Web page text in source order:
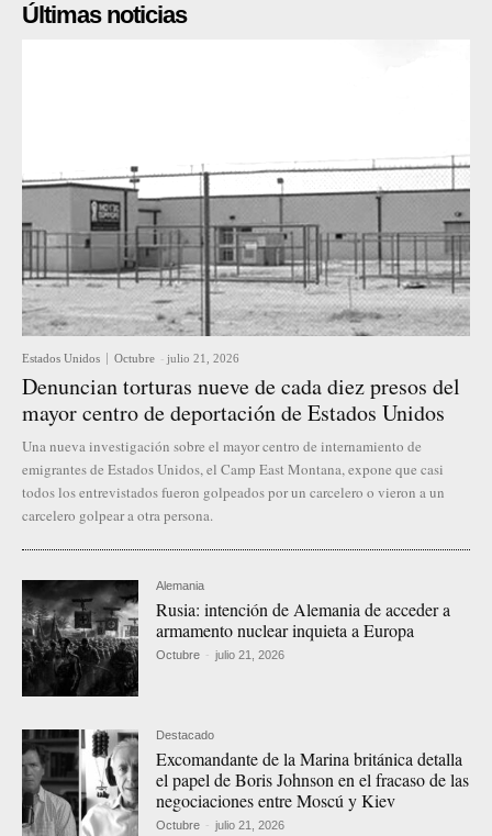
Últimas noticias
Estados Unidos Octubre - julio 21, 2026
Denuncian torturas nueve de cada diez presos del
mayor centro de deportación de Estados Unidos
Una nueva investigación sobre el mayor centro de internamiento de
emigrantes de Estados Unidos, el Camp East Montana, expone que casi
todos los entrevistados fueron golpeados por un carcelero o vieron a un
carcelero golpear a otra persona.
Alemania
Rusia: intención de Alemania de acceder a
armamento nuclear inquieta a Europa
Octubre - julio 21, 2026
Destacado
Excomandante de la Marina británica detalla
el papel de Boris Johnson en el fracaso de las
negociaciones entre Moscú y Kiev
Octubre - julio 21, 2026